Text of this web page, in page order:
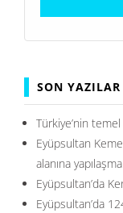
SON YAZILAR
Türkiye’nin
Eyüpsultan
alanına
Eyüpsultan’da
Eyüpsultan’da